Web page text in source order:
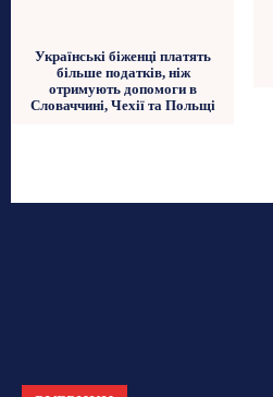
Українські біженці платять
більше податків, ніж
отримують допомоги в
Словаччині, Чехії та Польщі